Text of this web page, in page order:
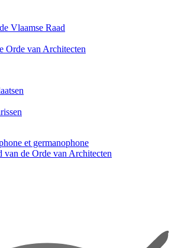
Vlaamse Raad
Orde van Architecten
et germanophone
van de Orde van Architecten